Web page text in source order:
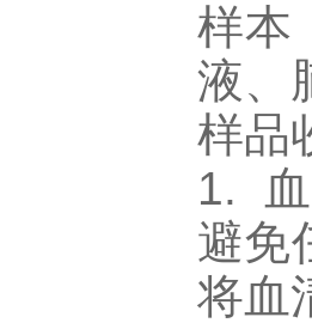
样本
液、
样品
1.
避免
将血